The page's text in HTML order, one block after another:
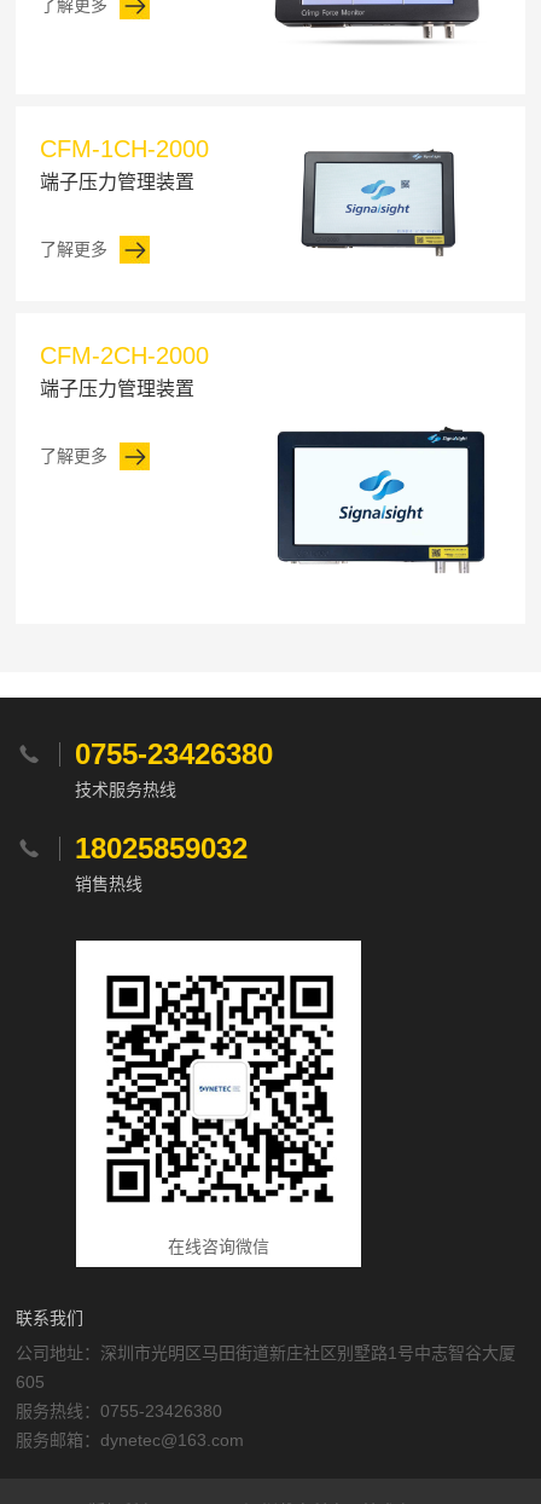
了解更多
CFM-1CH-2000
端子压力管理装置
了解更多
CFM-2CH-2000
端子压力管理装置
了解更多
 0755-23426380
技术服务热线
 18025859032
销售热线
在线咨询微信
联系我们
公司地址：深圳市光明区马田街道新庄社区别墅路1号中志智谷大厦
605
服务热线：0755-23426380
服务邮箱：dynetec@163.com